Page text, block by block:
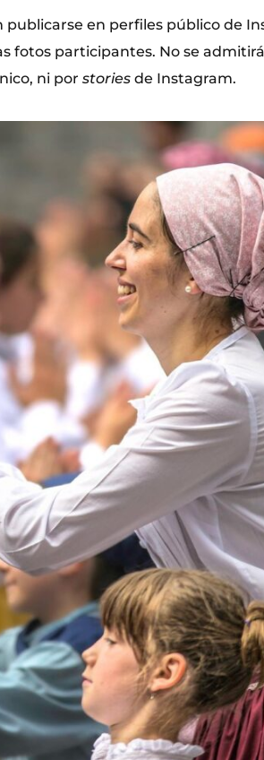
en perfiles público de
fotos participantes. No se
ni por stories de Instagram.